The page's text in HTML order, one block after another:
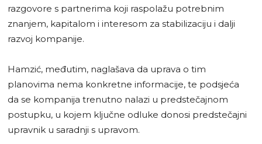
razgovore s partnerima koji raspolažu potrebnim
znanjem, kapitalom i interesom za stabilizaciju i dalji
razvoj kompanije.
Hamzić, međutim, naglašava da uprava o tim
planovima nema konkretne informacije, te podsjeća
da se kompanija trenutno nalazi u predstečajnom
postupku, u kojem ključne odluke donosi predstečajni
upravnik u saradnji s upravom.